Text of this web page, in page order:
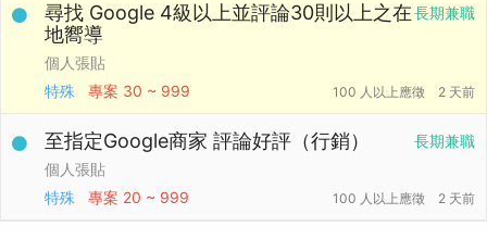
長期兼職
尋找 Google 4級以上並評論30則以上之在
地嚮導
個人張貼
特殊
專案 30 ~ 999 100 人以上應徵 2 天前
長期兼職
至指定Google商家 評論好評（行銷）
個人張貼
特殊
專案 20 ~ 999 100 人以上應徵 2 天前